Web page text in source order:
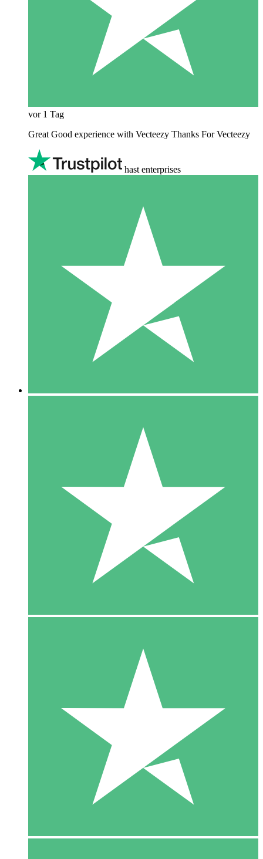
vor 1 Tag
Great Good experience with Vecteezy Thanks For Vecteezy
hast enterprises